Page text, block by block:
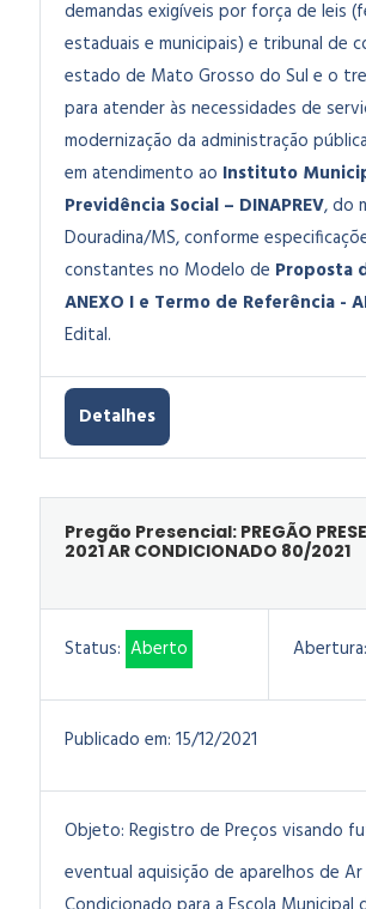
demandas exigíveis por força de leis
estaduais e municipais) e tribunal de
estado de Mato Grosso do Sul e o
para atender às necessidades de
modernização da administração
em atendimento ao Instituto
Previdência Social – DINAPREV,do
Douradina/MS, conforme
constantes no Modelo de Proposta
ANEXO I e Termo de Referência -
Edital.
Detalhes
Pregão Presencial: PREGÃO
2021 AR CONDICIONADO 80/2021
Status: Aberto Abertura:
Publicado em: 15/12/2021
Objeto: Registro de Preços visando
eventual aquisição de aparelhos de Ar